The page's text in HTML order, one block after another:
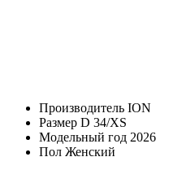
Производитель ION
Размер D 34/XS
Модельный год 2026
Пол Женский